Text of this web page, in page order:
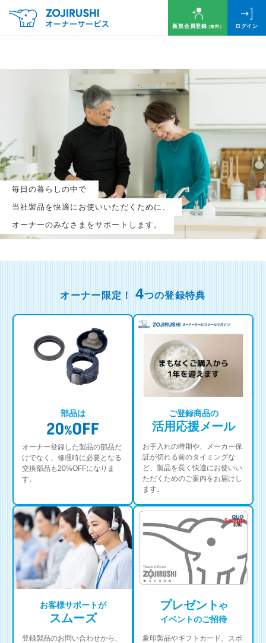
新規会員登録（無料） ログイン
毎日の暮らしの中で
当社製品を快適にお使いいただくために、
オーナーのみなさまをサポートします。
毎月抽選で 名様に
円分のQUOカードプレゼント！
新規会員登録（無料）
ログイン
※新規会員登録または追加製品登録をいただいた方が対象です
※オーナーサービスは日本国内にお住まいの個人の方向けサービスとなります
オーナー限定！ 4つの登録特典
部品は
オーナー登録した製品の部品だ
けでなく、修理時に必要となる
交換部品も20%OFFになりま
す。
ご登録商品の
活用応援メール
お手入れの時期や、メーカー保
証が切れる前のタイミングな
ど、製品を長く快適にお使いい
ただくためのご案内をお届けし
ます。
お客様サポートが
スムーズ
登録製品のお問い合わせから、
プレゼントや
イベントのご招待
象印製品やギフトカード、スポ